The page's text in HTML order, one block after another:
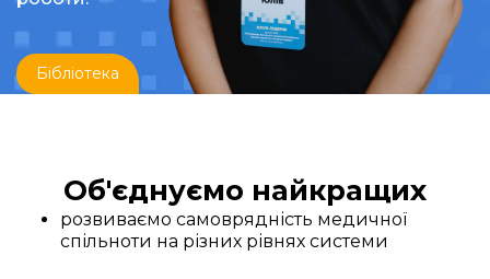
Бібліотека
Об'єднуємо найкращих
розвиваємо самоврядність медичної
спільноти на різних рівнях системи